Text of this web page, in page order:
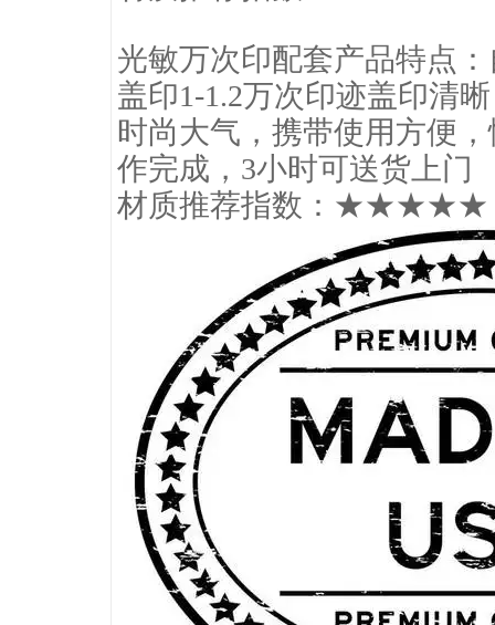
光敏万次印配套产品特点
盖印1-1.2万次印迹盖印清晰
时尚大气，携带使用方便
作完成，3小时可送货上门
材质推荐指数：★★★★★